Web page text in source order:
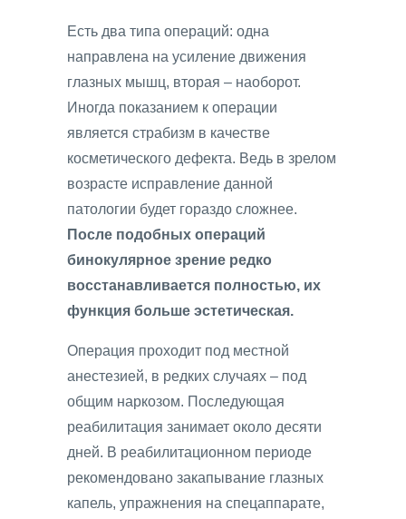
Есть два типа операций: одна
направлена на усиление движения
глазных мышц, вторая – наоборот.
Иногда показанием к операции
является страбизм в качестве
косметического дефекта. Ведь в зрелом
возрасте исправление данной
патологии будет гораздо сложнее.
После подобных операций
бинокулярное зрение редко
восстанавливается полностью, их
функция больше эстетическая.
Операция проходит под местной
анестезией, в редких случаях – под
общим наркозом. Последующая
реабилитация занимает около десяти
дней. В реабилитационном периоде
рекомендовано закапывание глазных
капель, упражнения на спецаппарате,